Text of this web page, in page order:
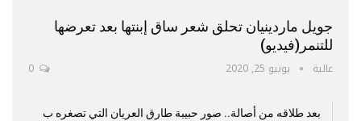
جويل ماردينيان تحلق شعر ساق إبنتها بعد تعرضها
للتنمر(فيديو)
عالية يونيو 25, 2020
بعد طلاقه من أصالة.. صور حبيبة طارق العريان التي تصغره ب